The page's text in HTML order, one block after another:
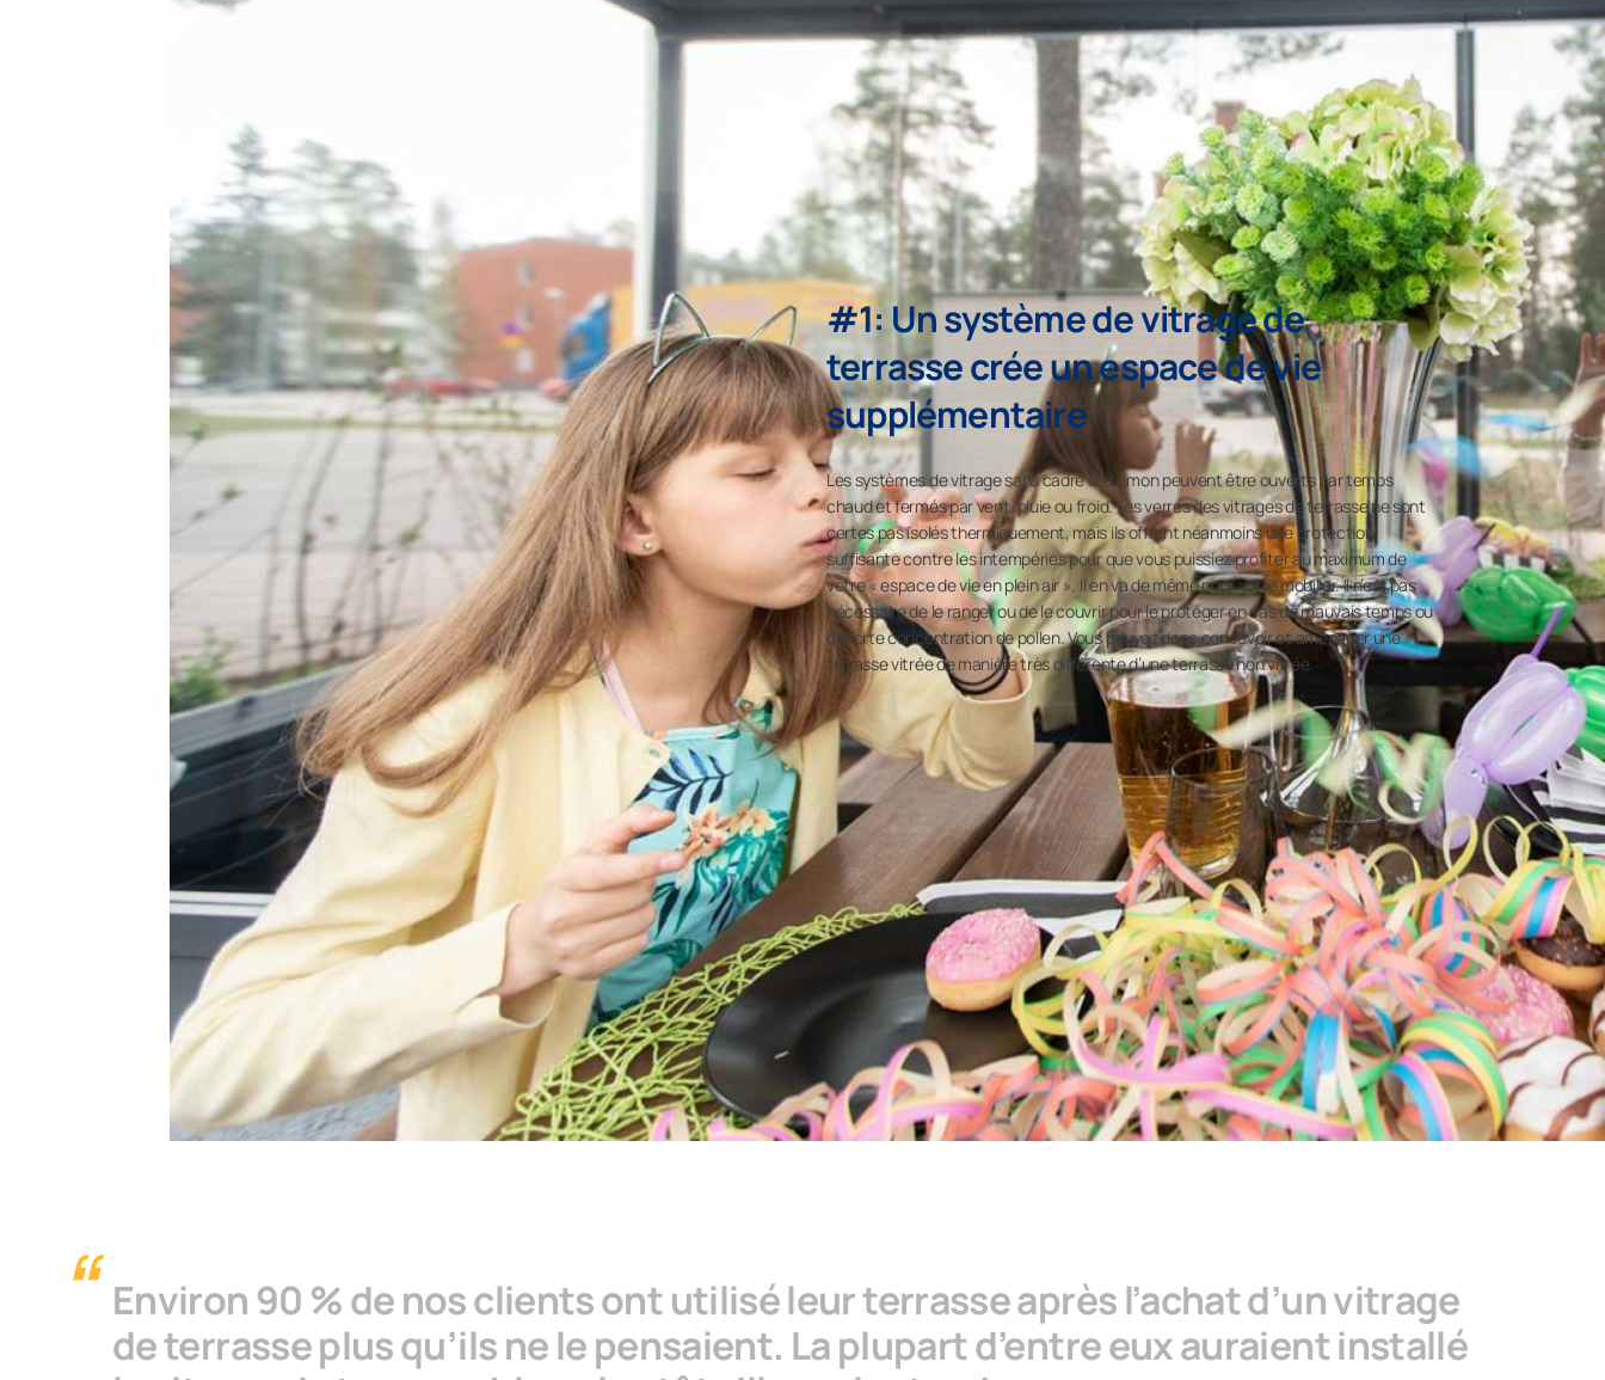
#1: Un système de vitrage de
terrasse crée un espace de vie
supplémentaire
Les systèmes de vitrage sans cadre de Lumon peuvent être ouverts par temps
chaud et fermés par vent, pluie ou froid. Les verres des vitrages de terrasse ne sont
certes pas isolés thermiquement, mais ils offrent néanmoins une protection
suffisante contre les intempéries pour que vous puissiez profiter au maximum de
votre « espace de vie en plein air ». Il en va de même pour votre mobilier. Il n’est pas
nécessaire de le ranger ou de le couvrir pour le protéger en cas de mauvais temps ou
de forte concentration de pollen. Vous pouvez donc concevoir et aménager une
terrasse vitrée de manière très différente d’une terrasse non vitrée.
Environ 90 % de nos clients ont utilisé leur terrasse après l’achat d’un vitrage
de terrasse plus qu’ils ne le pensaient. La plupart d’entre eux auraient installé